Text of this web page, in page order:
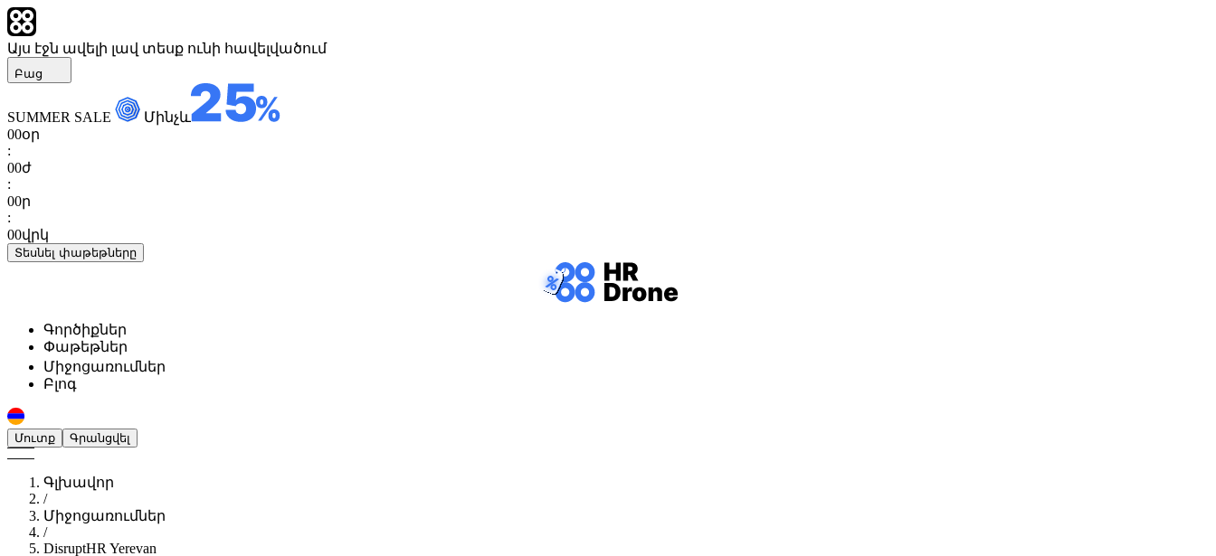
Այս էջն ավելի լավ տեսք ունի հավելվածում
Բաց
SUMMER SALE
Մինչև
00օր
:
00ժ
:
00ր
:
00վրկ
Տեսնել փաթեթները
Գործիքներ
Փաթեթներ
Միջոցառումներ
Բլոգ
Մուտք Գրանցվել
Գլխավոր
/
Միջոցառումներ
/
DisruptHR Yerevan